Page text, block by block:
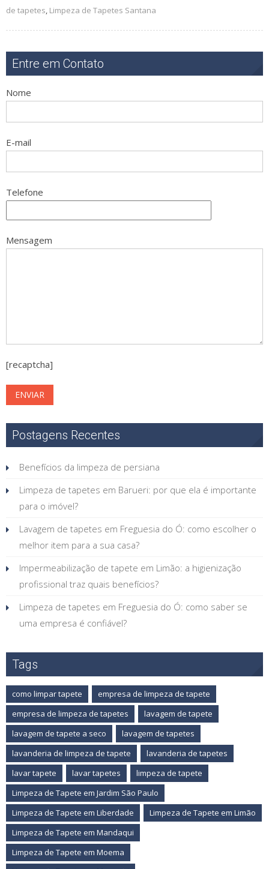
de tapetes, Limpeza de Tapetes Santana
Entre em Contato
Nome
E-mail
Telefone
Mensagem
[recaptcha]
Postagens Recentes
Benefícios da limpeza de persiana
Limpeza de tapetes em Barueri: por que ela é importante
para o imóvel?
Lavagem de tapetes em Freguesia do Ó: como escolher o
melhor item para a sua casa?
Impermeabilização de tapete em Limão: a higienização
profissional traz quais benefícios?
Limpeza de tapetes em Freguesia do Ó: como saber se
uma empresa é confiável?
Tags
como limpar tapete
empresa de limpeza de tapete
empresa de limpeza de tapetes
lavagem de tapete
lavagem de tapete a seco
lavagem de tapetes
lavanderia de limpeza de tapete
lavanderia de tapetes
lavar tapete
lavar tapetes
limpeza de tapete
Limpeza de Tapete em Jardim São Paulo
Limpeza de Tapete em Liberdade
Limpeza de Tapete em Limão
Limpeza de Tapete em Mandaqui
Limpeza de Tapete em Moema